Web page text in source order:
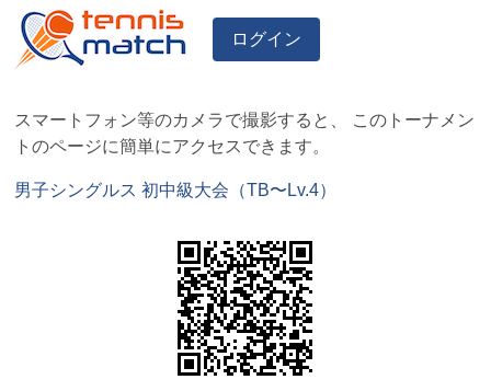
ログイン
スマートフォン等のカメラで撮影すると、 このトーナメン
トのページに簡単にアクセスできます。
男子シングルス 初中級大会（TB〜Lv.4）